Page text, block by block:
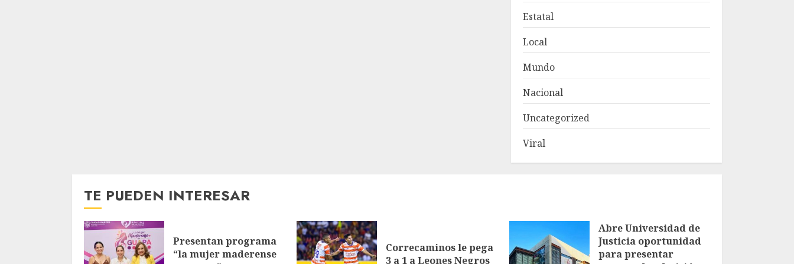
Estatal
Local
Mundo
Nacional
Uncategorized
Viral
TE PUEDEN INTERESAR
Presentan programa
“la mujer maderense
Correcaminos le pega
3 a 1 a Leones Negros
Abre Universidad de
Justicia oportunidad
para presentar